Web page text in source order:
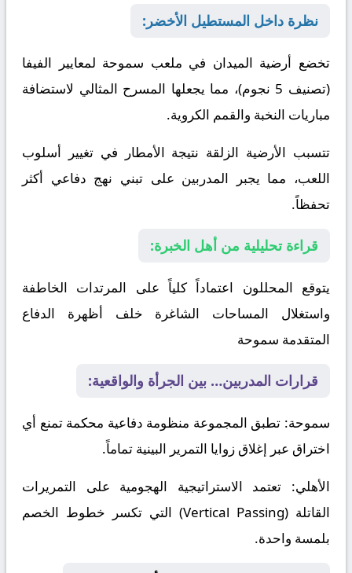
نظرة داخل المستطيل الأخضر:
تخضع أرضية الميدان في ملعب سموحة لمعايير الفيفا
(تصنيف 5 نجوم)، مما يجعلها المسرح المثالي لاستضافة
مباريات النخبة والقمم الكروية.
تتسبب الأرضية الزلقة نتيجة الأمطار في تغيير أسلوب
اللعب، مما يجبر المدربين على تبني نهج دفاعي أكثر
تحفظاً.
قراءة تحليلية من أهل الخبرة:
يتوقع المحللون اعتماداً كلياً على المرتدات الخاطفة
واستغلال المساحات الشاغرة خلف أظهرة الدفاع
المتقدمة سموحة
قرارات المدربين… بين الجرأة والواقعية:
سموحة: تطبق المجموعة منظومة دفاعية محكمة تمنع أي
اختراق عبر إغلاق زوايا التمرير البينية تماماً.
الأهلي: تعتمد الاستراتيجية الهجومية على التمريرات
القاتلة (Vertical Passing) التي تكسر خطوط الخصم
بلمسة واحدة.